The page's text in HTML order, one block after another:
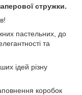
стружки.
пастельних, до
та
ідей різну
коробок